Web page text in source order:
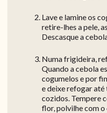
Lave e lamine os
retire-lhes a pele,
Descasque a
Numa frigideira,
Quando a cebola
cogumelos e por
e deixe refogar
cozidos. Tempere
flor, polvilhe com o